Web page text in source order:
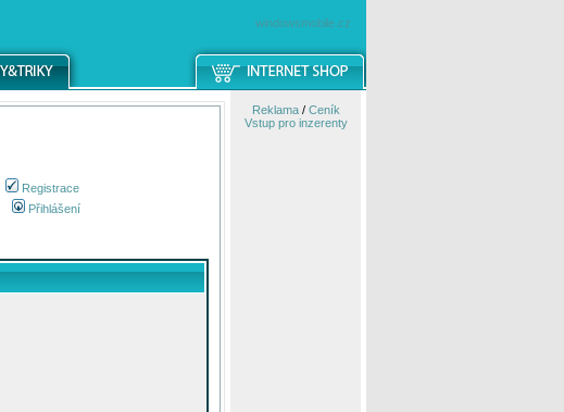
windowsmobile.cz
Registrace
Přihlášení
Reklama/ Ceník
Vstup pro inzerenty